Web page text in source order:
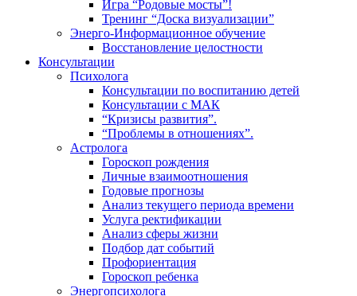
Игра “Родовые мосты”!
Тренинг “Доска визуализации”
Энерго-Информационное обучение
Восстановление целостности
Консультации
Психолога
Консультации по воспитанию детей
Консультации с МАК
“Кризисы развития”.
“Проблемы в отношениях”.
Астролога
Гороскоп рождения
Личные взаимоотношения
Годовые прогнозы
Анализ текущего периода времени
Услуга ректификации
Анализ сферы жизни
Подбор дат событий
Профориентация
Гороскоп ребенка
Энергопсихолога